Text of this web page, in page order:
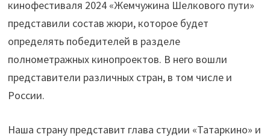
кинофестиваля 2024 «Жемчужина Шелкового пути»
представили состав жюри, которое будет
определять победителей в разделе
полнометражных кинопроектов. В него вошли
представители различных стран, в том числе и
России.
Наша страну представит глава студии «Татаркино» и